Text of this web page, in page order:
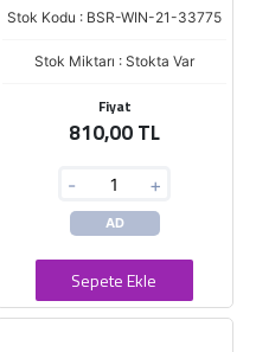
Stok Kodu : BSR-WIN-21-33775
Stok Miktarı : Stokta Var
Fiyat
810,00 TL
- +
AD
Sepete Ekle